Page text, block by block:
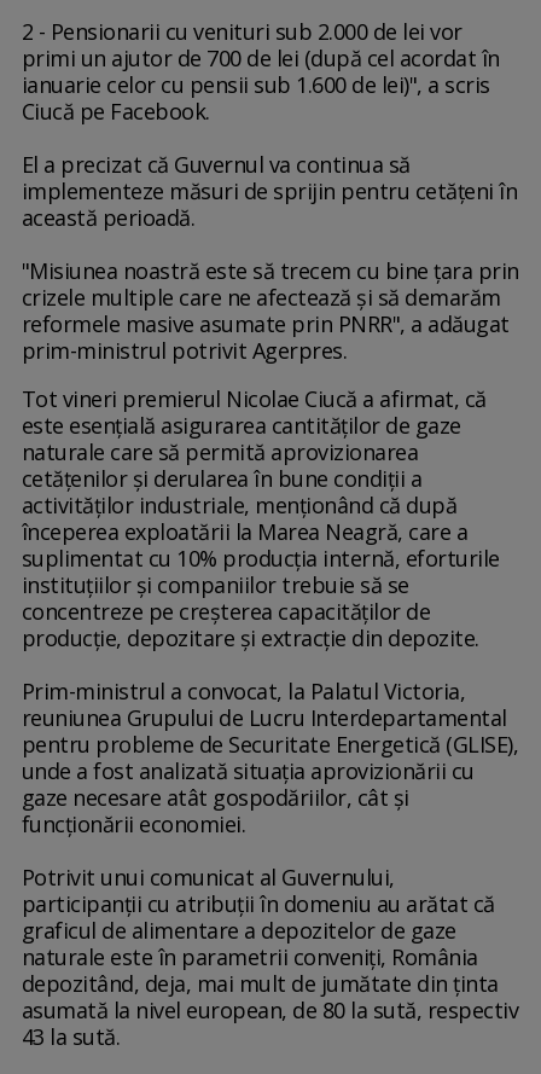
2 - Pensionarii cu venituri sub 2.000 de lei vor
primi un ajutor de 700 de lei (după cel acordat în
ianuarie celor cu pensii sub 1.600 de lei)", a scris
Ciucă pe Facebook.
El a precizat că Guvernul va continua să
implementeze măsuri de sprijin pentru cetăţeni în
această perioadă.
"Misiunea noastră este să trecem cu bine ţara prin
crizele multiple care ne afectează şi să demarăm
reformele masive asumate prin PNRR", a adăugat
prim-ministrul potrivit Agerpres.
Tot vineri premierul Nicolae Ciucă a afirmat, că
este esenţială asigurarea cantităţilor de gaze
naturale care să permită aprovizionarea
cetăţenilor şi derularea în bune condiţii a
activităţilor industriale, menţionând că după
începerea exploatării la Marea Neagră, care a
suplimentat cu 10% producţia internă, eforturile
instituţiilor şi companiilor trebuie să se
concentreze pe creşterea capacităţilor de
producţie, depozitare şi extracţie din depozite.
Prim-ministrul a convocat, la Palatul Victoria,
reuniunea Grupului de Lucru Interdepartamental
pentru probleme de Securitate Energetică (GLISE),
unde a fost analizată situaţia aprovizionării cu
gaze necesare atât gospodăriilor, cât şi
funcţionării economiei.
Potrivit unui comunicat al Guvernului,
participanţii cu atribuţii în domeniu au arătat că
graficul de alimentare a depozitelor de gaze
naturale este în parametrii conveniţi, România
depozitând, deja, mai mult de jumătate din ţinta
asumată la nivel european, de 80 la sută, respectiv
43 la sută.